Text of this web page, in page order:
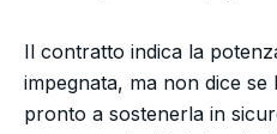
Il contratto indica la
impegnata, ma non dice se
pronto a sostenerla in